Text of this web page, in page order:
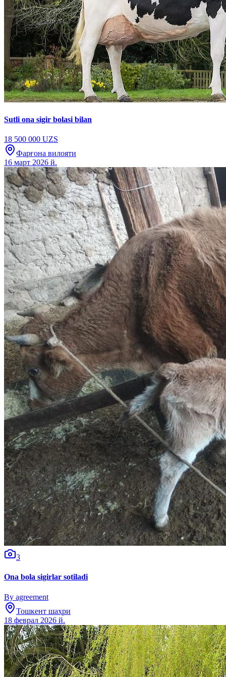
Sutli ona sigir bolasi bilan
18 500 000 UZS
Фарғона вилояти
16 март 2026 й.
3
Ona bola sigirlar sotiladi
By agreement
Тошкент шаҳри
18 феврал 2026 й.